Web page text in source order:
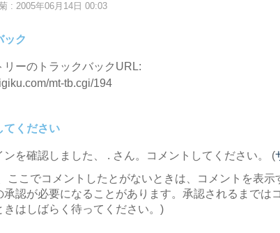
: 2005年06月14日 00:03
ック
リーのトラックバックURL:
mt-tb.cgi/194
てください
ンを確認しました、 . さん。コメントしてください。 (
ここでコメントしたとがないときは、コメントを表
承認が必要になることがあります。承認されるまでは
きはしばらく待ってください。)